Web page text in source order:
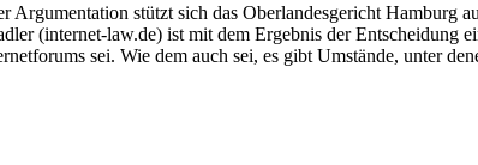
stützt sich das Oberlandesgericht Hamburg
(internet-law.de) ist mit dem Ergebnis der Entscheidung
sei. Wie dem auch sei, es gibt Umstände, unter